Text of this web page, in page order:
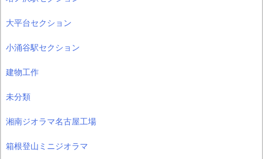
大平台セクション
小涌谷駅セクション
建物工作
未分類
湘南ジオラマ名古屋工場
箱根登山ミニジオラマ